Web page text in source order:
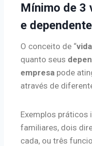
Mínimo de 3
e
O conceito de “
quanto seus
empresa pode
através de
Exemplos práticos
familiares, dois
cada, ou três